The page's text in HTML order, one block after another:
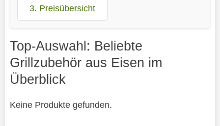
3. Preisübersicht
Top-Auswahl: Beliebte
Grillzubehör aus Eisen im
Überblick
Keine Produkte gefunden.